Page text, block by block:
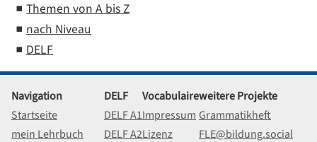
Themen von A bis Z
nach Niveau
DELF
Navigation
Startseite
mein Lehrbuch
DELF
DELF A1
DELF A2
Vocabulaire
Impressum
Lizenz
weitere Projekte
Grammatikheft
FLE@bildung.social